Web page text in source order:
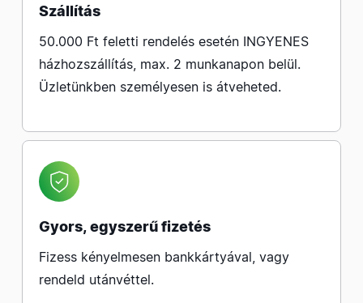
Szállítás
50.000 Ft feletti rendelés esetén INGYENES
házhozszállítás, max. 2 munkanapon belül.
Üzletünkben személyesen is átveheted.
Gyors, egyszerű fizetés
Fizess kényelmesen bankkártyával, vagy
rendeld utánvéttel.